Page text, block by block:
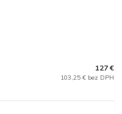
127 €
103,25 € bez DPH